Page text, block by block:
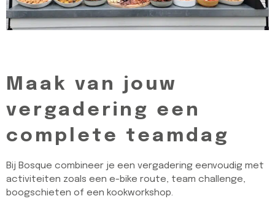
Maak van jouw
vergadering een
complete teamdag
Bij Bosque combineer je een vergadering eenvoudig met
activiteiten zoals een e-bike route, team challenge,
boogschieten of een kookworkshop.